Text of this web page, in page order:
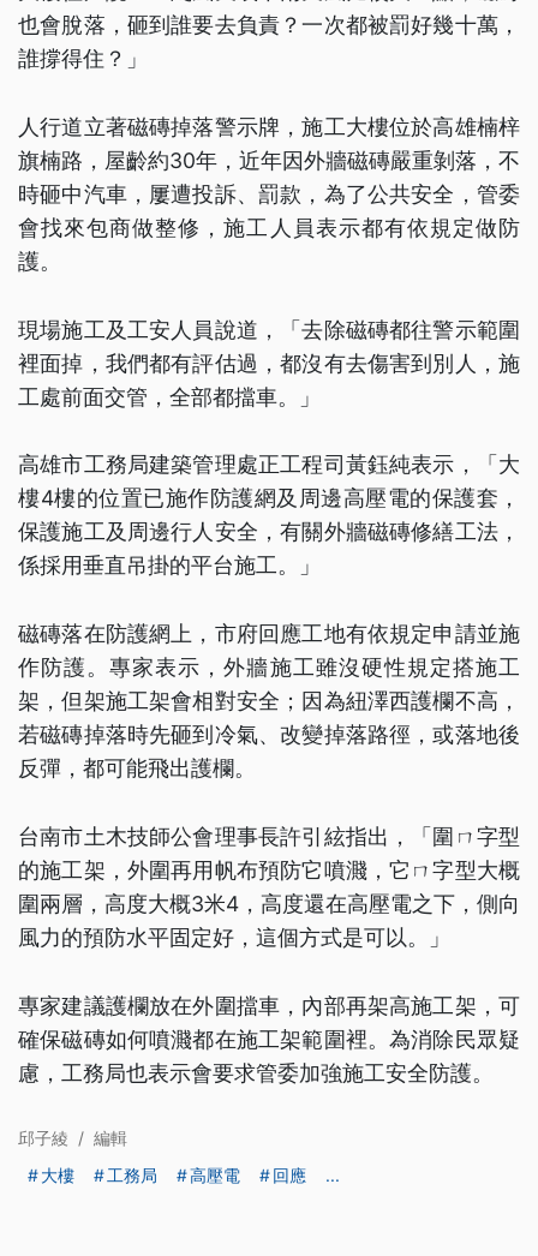
也會脫落，砸到誰要去負責？一次都被罰好幾十萬，
誰撐得住？」
人行道立著磁磚掉落警示牌，施工大樓位於高雄楠梓
旗楠路，屋齡約30年，近年因外牆磁磚嚴重剝落，不
時砸中汽車，屢遭投訴、罰款，為了公共安全，管委
會找來包商做整修，施工人員表示都有依規定做防
護。
現場施工及工安人員說道，「去除磁磚都往警示範圍
裡面掉，我們都有評估過，都沒有去傷害到別人，施
工處前面交管，全部都擋車。」
高雄市工務局建築管理處正工程司黃鈺純表示，「大
樓4樓的位置已施作防護網及周邊高壓電的保護套，
保護施工及周邊行人安全，有關外牆磁磚修繕工法，
係採用垂直吊掛的平台施工。」
磁磚落在防護網上，市府回應工地有依規定申請並施
作防護。專家表示，外牆施工雖沒硬性規定搭施工
架，但架施工架會相對安全；因為紐澤西護欄不高，
若磁磚掉落時先砸到冷氣、改變掉落路徑，或落地後
反彈，都可能飛出護欄。
台南市土木技師公會理事長許引絃指出，「圍ㄇ字型
的施工架，外圍再用帆布預防它噴濺，它ㄇ字型大概
圍兩層，高度大概3米4，高度還在高壓電之下，側向
風力的預防水平固定好，這個方式是可以。」
專家建議護欄放在外圍擋車，內部再架高施工架，可
確保磁磚如何噴濺都在施工架範圍裡。為消除民眾疑
慮，工務局也表示會要求管委加強施工安全防護。
邱子綾 / 編輯
大樓
工務局 高壓電 回應 ...